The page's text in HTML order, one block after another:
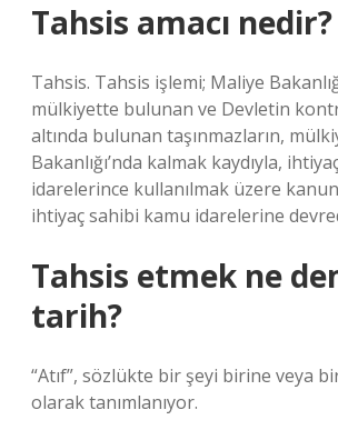
Tahsis amacı nedir?
Tahsis. Tahsis işlemi; Maliye
mülkiyette bulunan ve Devletin
altında bulunan taşınmazların,
Bakanlığı’nda kalmak kaydıyla,
idarelerince kullanılmak üzere
ihtiyaç sahibi kamu idarelerine
Tahsis etmek ne
tarih?
“Atıf”, sözlükte bir şeyi birine veya
olarak tanımlanıyor.